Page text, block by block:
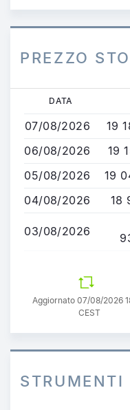
PREZZO
contenuto
principale
DATA
07/08/2026 19
06/08/2026
19
05/08/2026
19
04/08/2026
18
03/08/2026
Aggiornato 07/08/2026
CEST
STRUMENTI